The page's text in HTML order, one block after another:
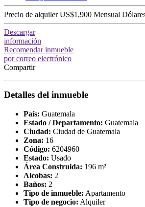
Precio de alquilerUS$1,900 Mensual
Descargar
información
Recomendar inmueble
por correo electrónico
Compartir
Detalles del inmueble
País: Guatemala
Estado / Departamento: Guatemala
Ciudad: Ciudad de Guatemala
Zona: 16
Código: 6204960
Estado: Usado
Área Construida: 196 m²
Alcobas: 2
Baños: 2
Tipo de inmueble: Apartamento
Tipo de negocio: Alquiler